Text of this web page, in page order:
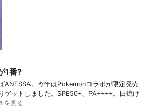
1番?
ANESSA。今年はPokemonコラボが限定発売
ゲットしました。SPE50+、PA++++。日焼け
を見る